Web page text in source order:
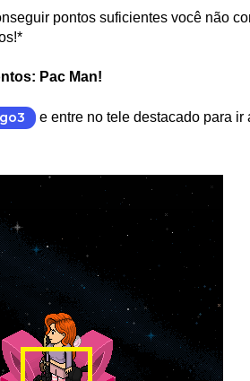
pontos suficientes você não
Pac Man!
e entre no tele destacado para ir